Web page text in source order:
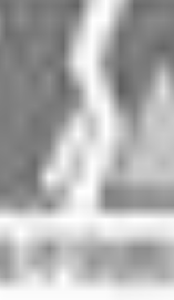
西南联大校友会
义工计划
新媒体平台
青春风采
校友文苑
信息化服务
三创大赛
总会简介
会长致辞